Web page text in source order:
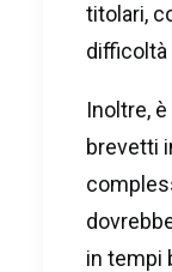
titolari,
difficoltà
Inoltre,
brevetti
in tempi